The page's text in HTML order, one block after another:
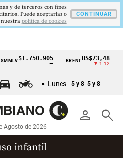
$1.750.905 BRENTUS$73,48
▼ 1.12
Lunes 5 y 8 5 y 8
person search
Agosto de 2026
infantil
y de terceros con fines
Puede aceptarlas o
politica de cookies
CONTINUAR